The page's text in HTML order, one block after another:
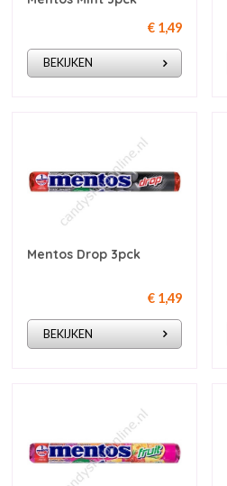
€ 1,49
BEKIJKEN
Mentos Drop 3pck
€ 1,49
BEKIJKEN